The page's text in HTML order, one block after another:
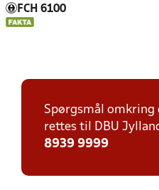
FCH 6100
Spørgsmål omkring
rettes til DBU
8939 9999